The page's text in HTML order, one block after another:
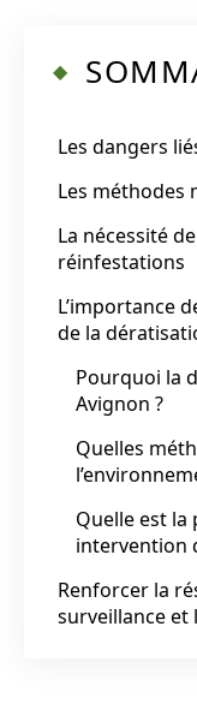
Les dangers
Les méthodes
La nécessité
réinfestations
L’importance
de la
Pourquoi la
Avignon ?
Quelles
Quelle est la
intervention
Renforcer la
surveillance